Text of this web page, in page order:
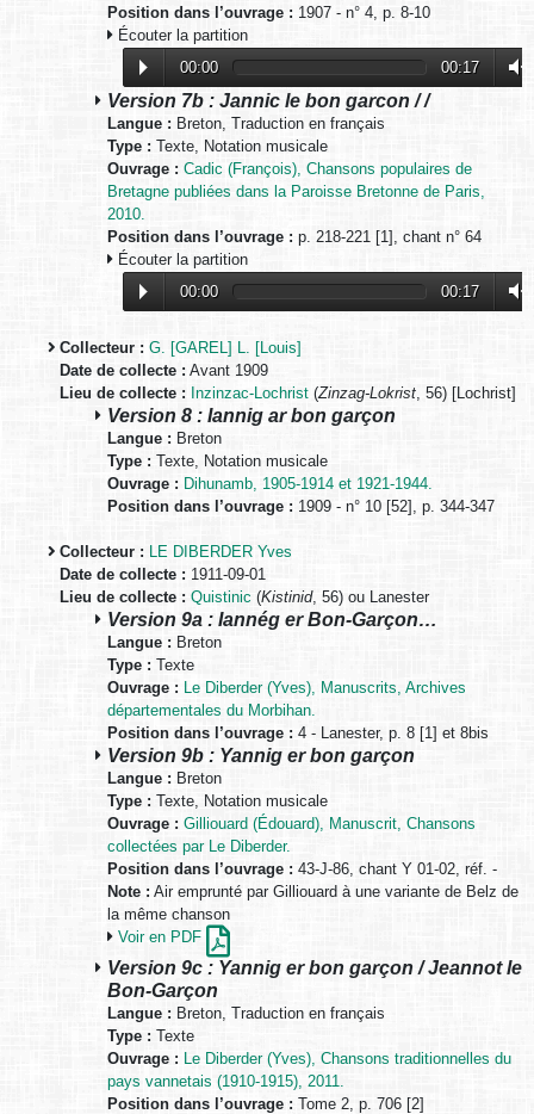
Position dans l’ouvrage : 1907 - n° 4, p. 8-10
Écouter la partition
00:00
00:17
Version 7b : Jannic le bon garcon / /
Langue : Breton, Traduction en français
Type : Texte, Notation musicale
Ouvrage : Cadic (François), Chansons populaires de
Bretagne publiées dans la Paroisse Bretonne de Paris,
2010.
Position dans l’ouvrage : p. 218-221 [1], chant n° 64
Écouter la partition
00:00
00:17
Collecteur : G. [GAREL] L. [Louis]
Date de collecte : Avant 1909
Lieu de collecte : Inzinzac-Lochrist (Zinzag-Lokrist , 56) [Lochrist]
Version 8 : Iannig ar bon garçon
Langue : Breton
Type : Texte, Notation musicale
Ouvrage : Dihunamb, 1905-1914 et 1921-1944.
Position dans l’ouvrage : 1909 - n° 10 [52], p. 344-347
Collecteur : LE DIBERDER Yves
Date de collecte : 1911-09-01
Lieu de collecte : Quistinic (Kistinid, 56) ou Lanester
Version 9a : Iannég er Bon-Garçon…
Langue : Breton
Type : Texte
Ouvrage : Le Diberder (Yves), Manuscrits, Archives
départementales du Morbihan.
Position dans l’ouvrage : 4 - Lanester, p. 8 [1] et 8bis
Version 9b : Yannig er bon garçon
Langue : Breton
Type : Texte, Notation musicale
Ouvrage : Gilliouard (Édouard), Manuscrit, Chansons
collectées par Le Diberder.
Position dans l’ouvrage : 43-J-86, chant Y 01-02, réf. -
Note : Air emprunté par Gilliouard à une variante de Belz de
la même chanson
Voir en PDF
Version 9c : Yannig er bon garçon / Jeannot le
Bon-Garçon
Langue : Breton, Traduction en français
Type : Texte
Ouvrage : Le Diberder (Yves), Chansons traditionnelles du
pays vannetais (1910-1915), 2011.
Position dans l’ouvrage : Tome 2, p. 706 [2]